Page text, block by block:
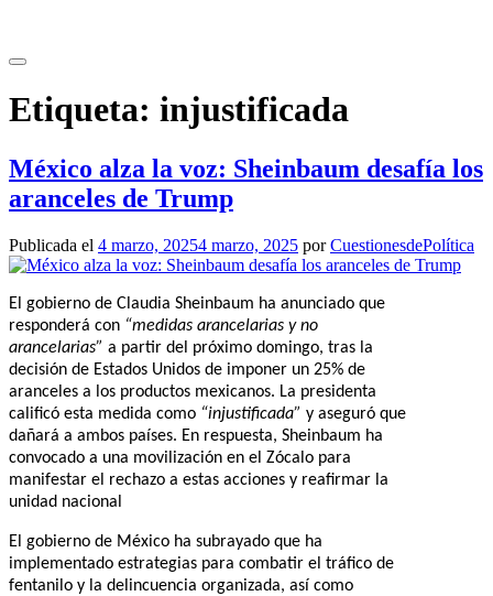
contenido
Etiqueta: injustificada
México alza la voz: Sheinbaum desafía los
aranceles de Trump
Publicada el 4 marzo, 20254 marzo, 2025 porCuestionesdePolítica
El gobierno de Claudia Sheinbaum ha anunciado que
responderá con “medidas arancelarias y no
arancelarias” a partir del próximo domingo, tras la
decisión de Estados Unidos de imponer un 25% de
aranceles a los productos mexicanos. La presidenta
calificó esta medida como “injustificada” y aseguró que
dañará a ambos países. En respuesta, Sheinbaum ha
convocado a una movilización en el Zócalo para
manifestar el rechazo a estas acciones y reafirmar la
unidad nacional
El gobierno de México ha subrayado que ha
implementado estrategias para combatir el tráfico de
fentanilo y la delincuencia organizada, así como